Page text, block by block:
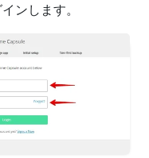
ンします。